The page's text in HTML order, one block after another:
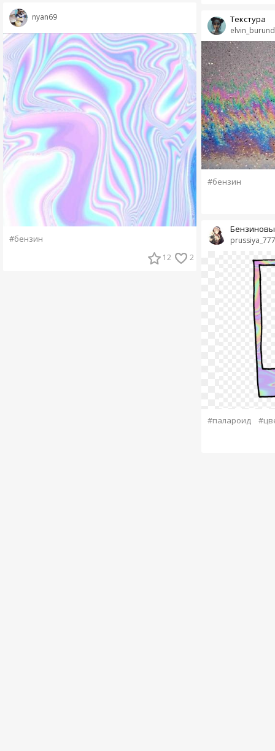
nyan69
#бензин
12 2
Текстура
#бензин
#палароид